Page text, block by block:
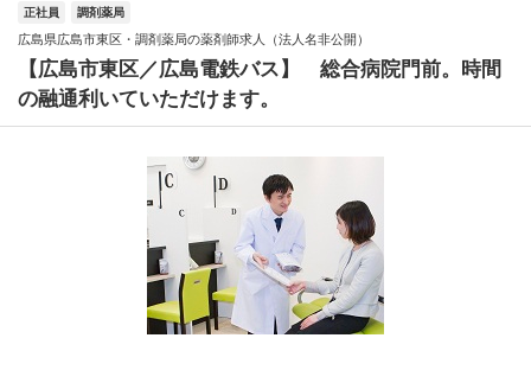
正社員 調剤薬局
広島県広島市東区・調剤薬局の薬剤師求人（法人名非公開）
【広島市東区／広島電鉄バス】 総合病院門前。時間
の融通利いていただけます。